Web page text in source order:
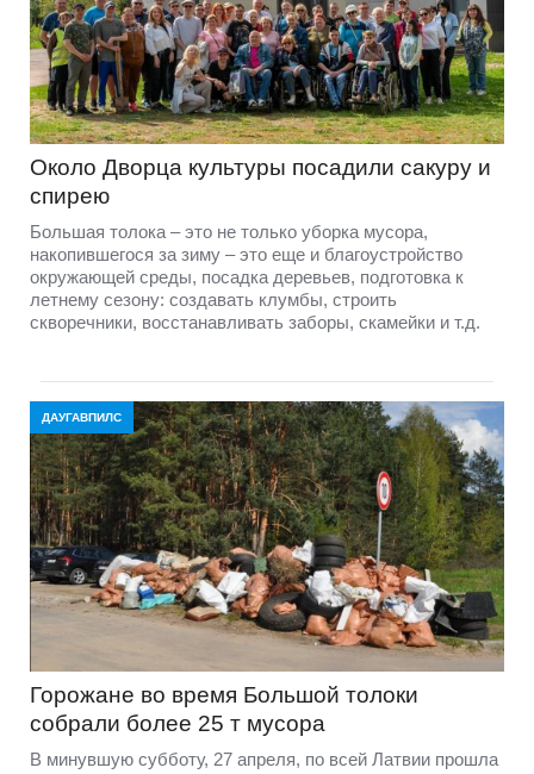
Около Дворца культуры посадили сакуру и
спирею
Большая толока – это не только уборка мусора,
накопившегося за зиму – это еще и благоустройство
окружающей среды, посадка деревьев, подготовка к
летнему сезону: создавать клумбы, строить
скворечники, восстанавливать заборы, скамейки и т.д.
ДАУГАВПИЛС
Горожане во время Большой толоки
собрали более 25 т мусора
В минувшую субботу, 27 апреля, по всей Латвии прошла